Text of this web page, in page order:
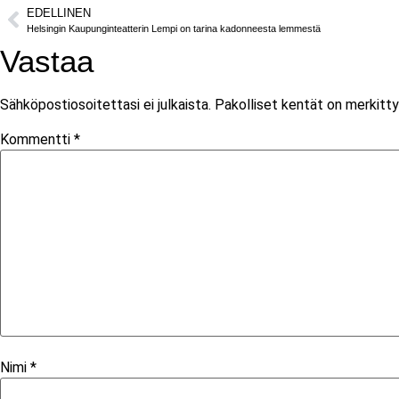
EDELLINEN
Helsingin Kaupunginteatterin Lempi on tarina kadonneesta lemmestä
Vastaa
Sähköpostiosoitettasi ei julkaista. Pakolliset kentät on
Kommentti *
Nimi *